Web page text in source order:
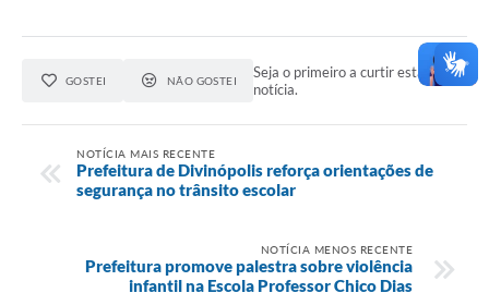
GOSTEI NÃO GOSTEI
Seja o primeiro a curtir esta
notícia.
NOTÍCIA MAIS RECENTE
Prefeitura de Divinópolis reforça orientações de
segurança no trânsito escolar
NOTÍCIA MENOS RECENTE
Prefeitura promove palestra sobre violência
infantil na Escola Professor Chico Dias